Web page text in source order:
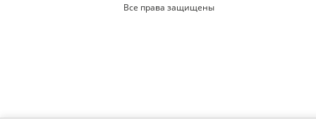
Все права защищены